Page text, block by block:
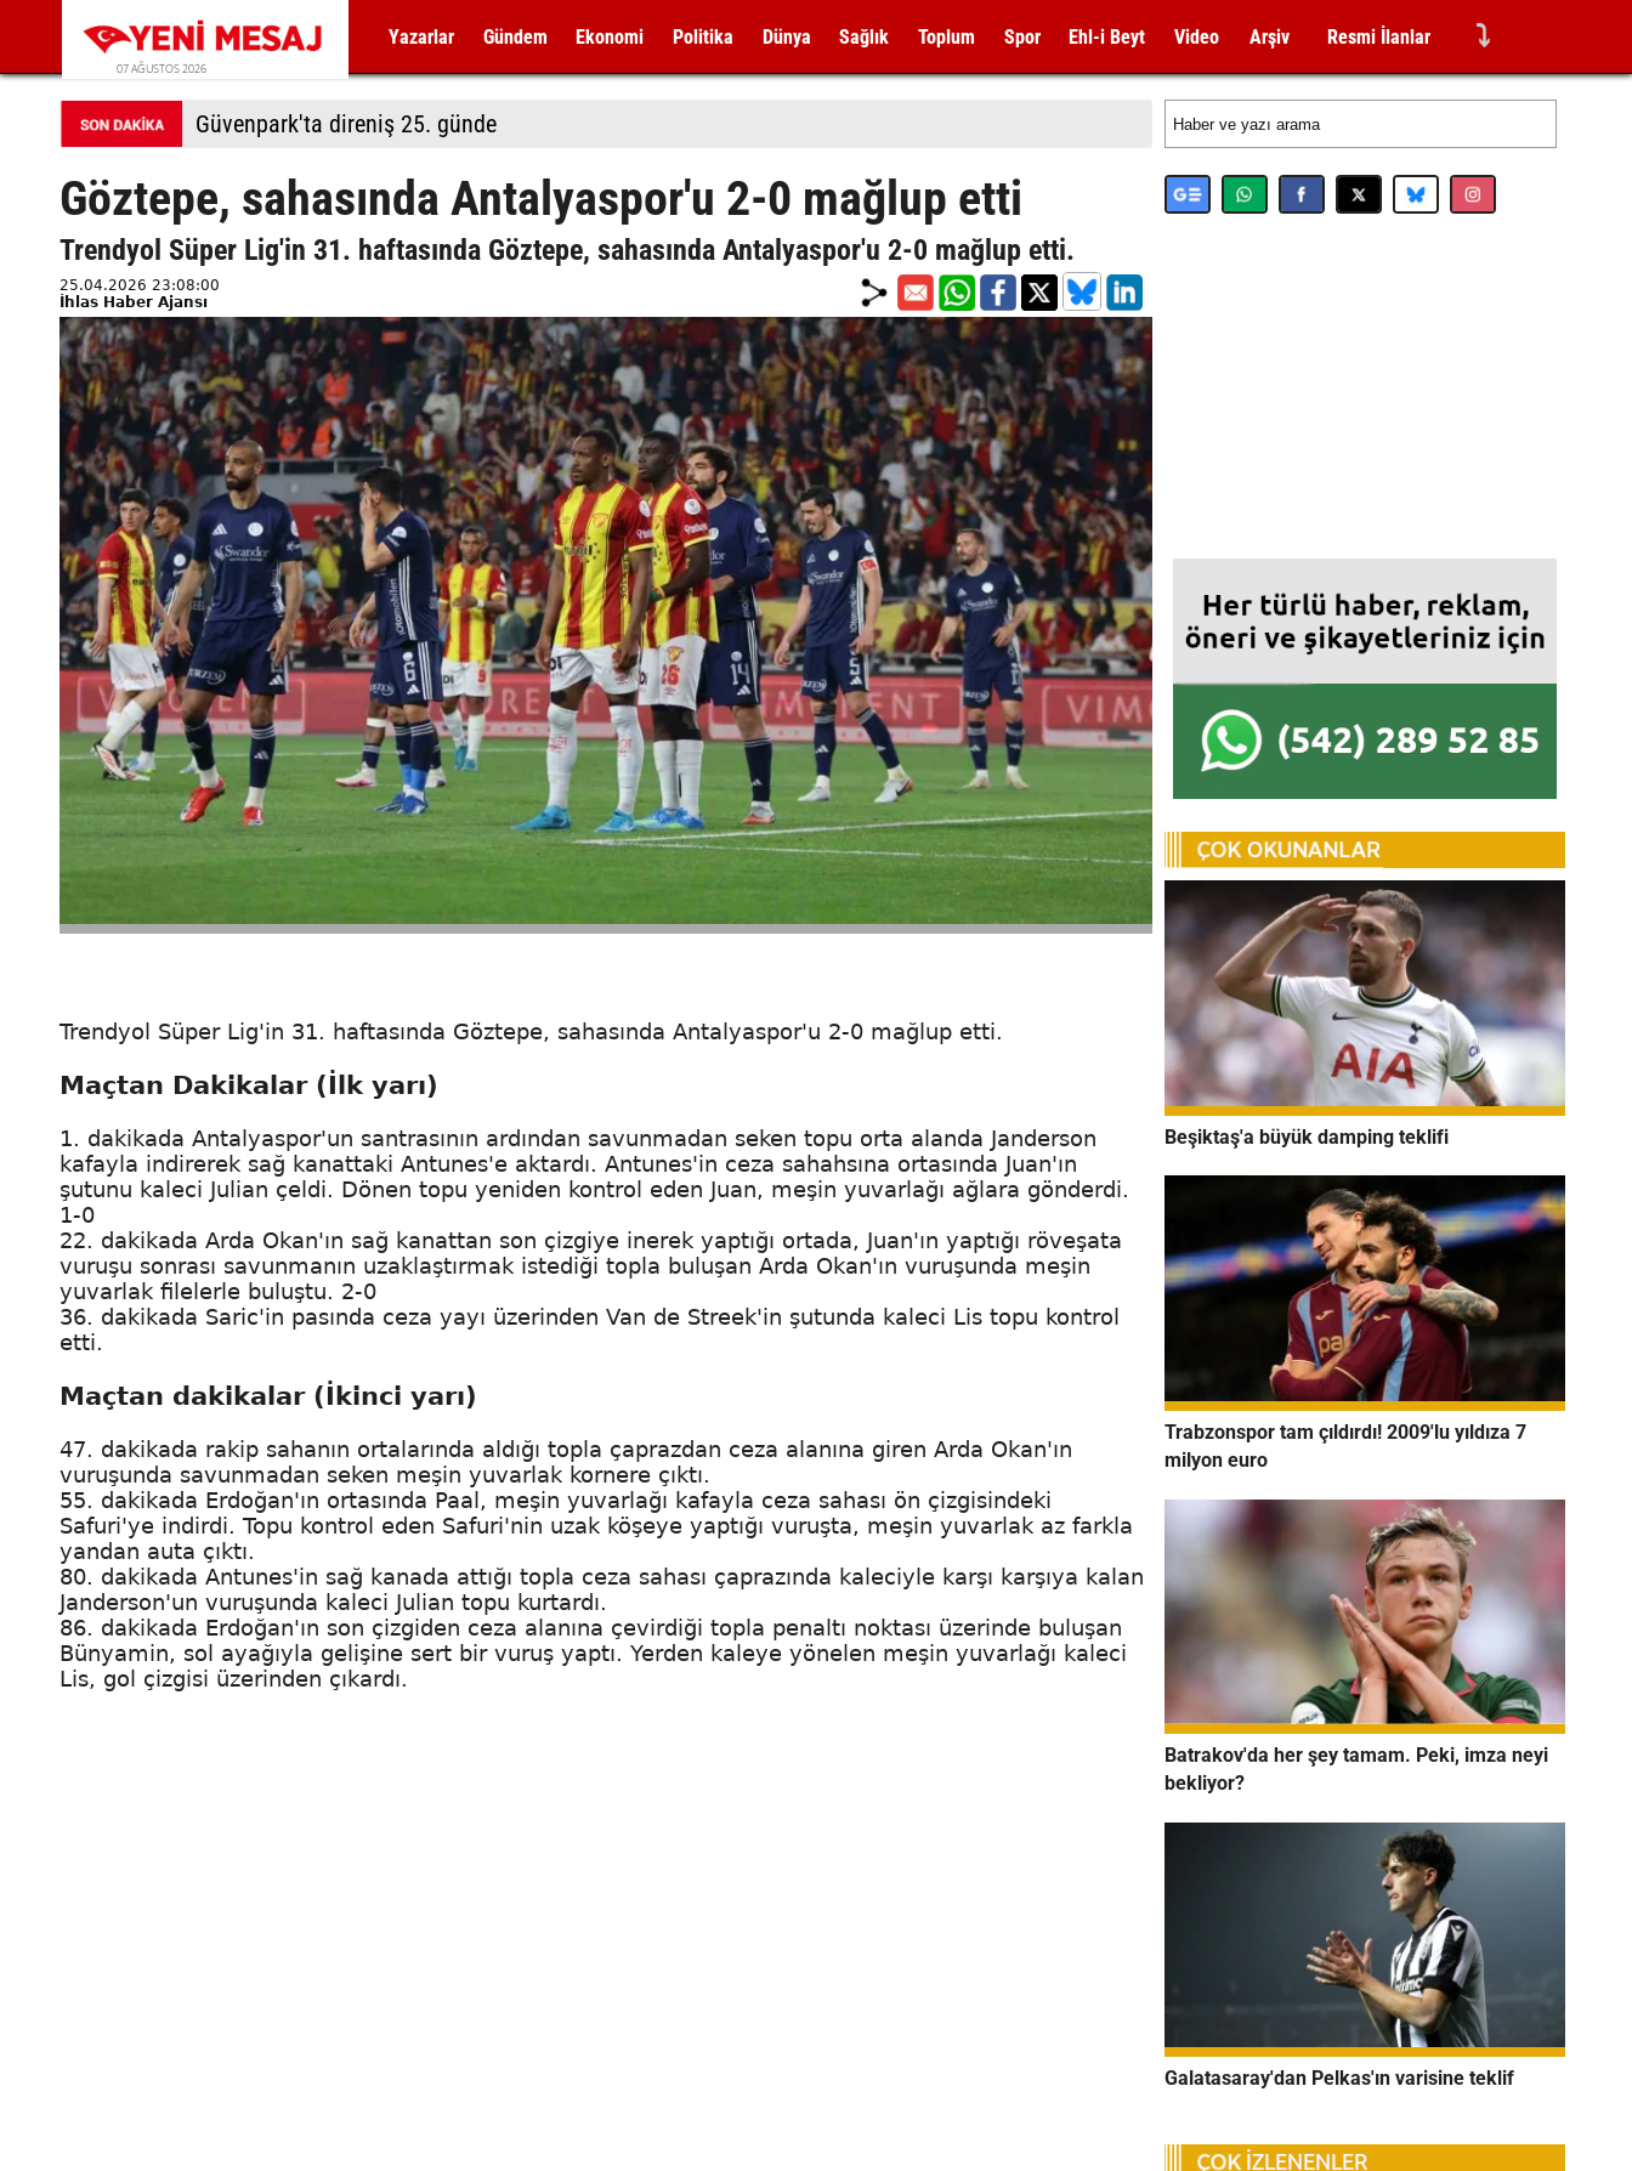
07 AĞUSTOS 2026
Yazarlar Gündem Ekonomi Politika Dünya Sağlık Toplum Spor Ehl-i Beyt Video Arşiv Resmi İlanlar ⤵
Güvenpark'ta direniş 25. günde
Göztepe, sahasında Antalyaspor'u 2-0 mağlup etti
Trendyol Süper Lig'in 31. haftasında Göztepe, sahasında Antalyaspor'u 2-0 mağlup etti.
25.04.2026 23:08:00
İhlas Haber Ajansı
Trendyol Süper Lig'in 31. haftasında Göztepe, sahasında Antalyaspor'u 2-0 mağlup etti.
Maçtan Dakikalar (İlk yarı)
1. dakikada Antalyaspor'un santrasının ardından savunmadan seken topu orta alanda Janderson
kafayla indirerek sağ kanattaki Antunes'e aktardı. Antunes'in ceza sahahsına ortasında Juan'ın
şutunu kaleci Julian çeldi. Dönen topu yeniden kontrol eden Juan, meşin yuvarlağı ağlara gönderdi.
1-0
22. dakikada Arda Okan'ın sağ kanattan son çizgiye inerek yaptığı ortada, Juan'ın yaptığı röveşata
vuruşu sonrası savunmanın uzaklaştırmak istediği topla buluşan Arda Okan'ın vuruşunda meşin
yuvarlak filelerle buluştu. 2-0
36. dakikada Saric'in pasında ceza yayı üzerinden Van de Streek'in şutunda kaleci Lis topu kontrol
etti.
Maçtan dakikalar (İkinci yarı)
47. dakikada rakip sahanın ortalarında aldığı topla çaprazdan ceza alanına giren Arda Okan'ın
vuruşunda savunmadan seken meşin yuvarlak kornere çıktı.
55. dakikada Erdoğan'ın ortasında Paal, meşin yuvarlağı kafayla ceza sahası ön çizgisindeki
Safuri'ye indirdi. Topu kontrol eden Safuri'nin uzak köşeye yaptığı vuruşta, meşin yuvarlak az farkla
yandan auta çıktı.
80. dakikada Antunes'in sağ kanada attığı topla ceza sahası çaprazında kaleciyle karşı karşıya kalan
Janderson'un vuruşunda kaleci Julian topu kurtardı.
86. dakikada Erdoğan'ın son çizgiden ceza alanına çevirdiği topla penaltı noktası üzerinde buluşan
Bünyamin, sol ayağıyla gelişine sert bir vuruş yaptı. Yerden kaleye yönelen meşin yuvarlağı kaleci
Lis, gol çizgisi üzerinden çıkardı.
Beşiktaş'a büyük damping teklifi
Trabzonspor tam çıldırdı! 2009'lu yıldıza 7
milyon euro
Batrakov'da her şey tamam. Peki, imza neyi
bekliyor?
Galatasaray'dan Pelkas'ın varisine teklif